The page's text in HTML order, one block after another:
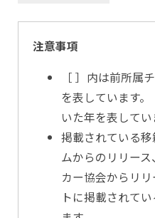
注意事項
［ ］内は前所属
を表しています
いた年を表してい
掲載されている
ムからのリリー
カー協会からリ
トに掲載されて